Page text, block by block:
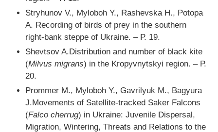
Stryhunov V., Myloboh Y., Rashevska H., Potopa
A. Recording of birds of prey in the southern
right-bank steppe of Ukraine. – Р. 19.
Shevtsov A.Distribution and number of black kite
(Milvus migrans) in the Kropyvnytskyi region. – Р.
20.
Prommer M., Myloboh Y., Gavrilyuk M., Bagyura
J.Movements of Satellite-tracked Saker Falcons
(Falco cherrug) in Ukraine: Juvenile Dispersal,
Migration, Wintering, Threats and Relations to the